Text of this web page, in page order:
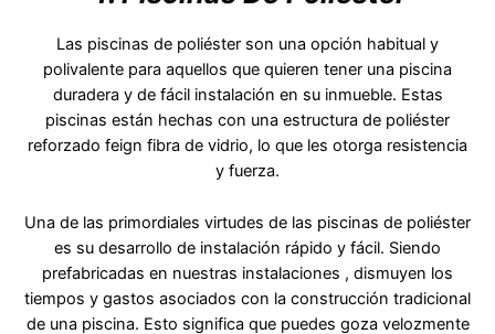
Las piscinas de poliéster son una opción habitual y
polivalente para aquellos que quieren tener una piscina
duradera y de fácil instalación en su inmueble. Estas
piscinas están hechas con una estructura de poliéster
reforzado feign fibra de vidrio, lo que les otorga resistencia
y fuerza.
Una de las primordiales virtudes de las piscinas de poliéster
es su desarrollo de instalación rápido y fácil. Siendo
prefabricadas en nuestras instalaciones , dismuyen los
tiempos y gastos asociados con la construcción tradicional
de una piscina. Esto significa que puedes goza velozmente